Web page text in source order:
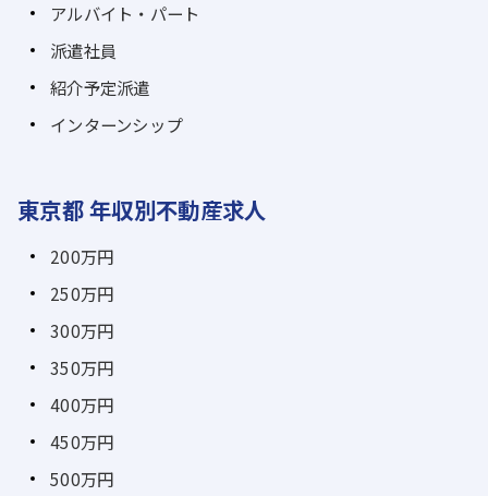
アルバイト・パート
派遣社員
紹介予定派遣
インターンシップ
東京都 年収別不動産求人
200万円
250万円
300万円
350万円
400万円
450万円
500万円